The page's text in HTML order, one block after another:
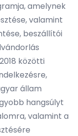
amelynek
valamint
beszállítói
közötti
állam
hangsúlyt
valamint a